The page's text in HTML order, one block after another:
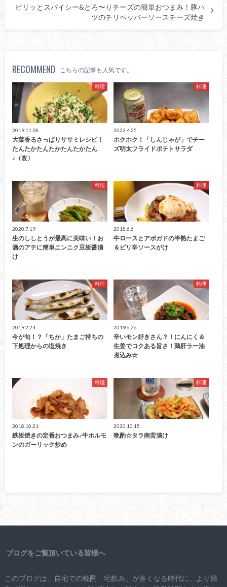
ピリッとスパイシー&とろ〜りチーズの簡単おつまみ！豚ハ
ツのチリペッパーソースチーズ焼き
RECOMMEND こちらの記事も人気です。
料理
2019.11.28
大葉香るさっぱりササミレシピ！
たんたかたんたかたんたかたん
♪（改）
料理
2022.4.25
ホクホク！「しんじゃが」でチー
ズ明太フライドポテトサラダ
料理
2020.7.19
生のししとうが最高に美味い！お
酒のアテに簡単ニンニク豆板醤漬
け
料理
2018.6.6
牛ロースとアボガドの半熟たまご
＆ピリ辛ソースがけ
料理
2019.2.24
今が旬！？「ちか」たまご持ちの
下処理からの塩焼き
料理
2019.6.26
辛いモン好きさん？！にんにく＆
生姜でコクある旨さ！鶏肝ラー油
煮込み☆
料理
2018.10.21
鉄板焼きの定番おつまみ♪牛ホルモ
ンのガーリック炒め
料理
2020.10.15
晩酌☆タラ南蛮漬け
ブログをご覧頂いている皆様へ
このブログは、自宅での晩酌「宅飲み」が多くなる時代に、より簡